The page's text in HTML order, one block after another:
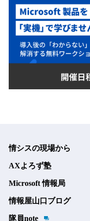
情シスの現場から
AXよろず塾
Microsoft 情報局
情報屋山口ブログ
隊員note